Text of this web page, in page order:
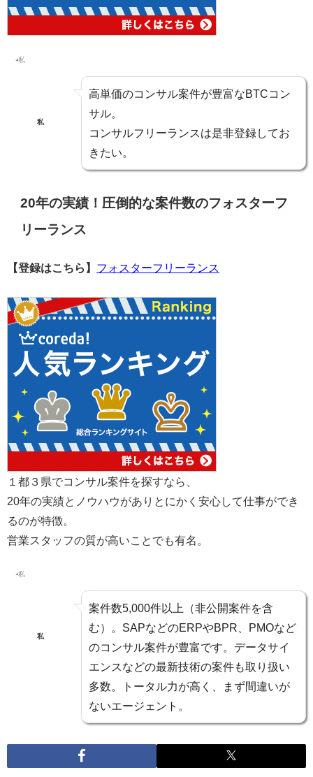
私
高単価のコンサル案件が豊富なBTCコン
サル。
コンサルフリーランスは是非登録してお
きたい。
20年の実績！圧倒的な案件数のフォスターフ
リーランス
【登録はこちら】 フォスターフリーランス
１都３県でコンサル案件を探すなら、
20年の実績とノウハウがありとにかく安心して仕事ができ
るのが特徴。
営業スタッフの質が高いことでも有名。
私
案件数5,000件以上（非公開案件を含
む）。SAPなどのERPやBPR、PMOなど
のコンサル案件が豊富です。データサイ
エンスなどの最新技術の案件も取り扱い
多数。トータル力が高く、まず間違いが
ないエージェント。